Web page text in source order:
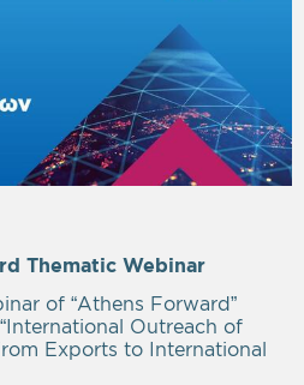
Thematic Webinar
of “Athens Forward”
Outreach of
Exports to International